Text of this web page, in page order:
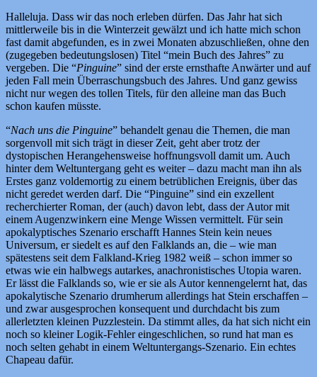
Halleluja. Dass wir das noch erleben dürfen. Das Jahr hat sich
mittlerweile bis in die Winterzeit gewälzt und ich hatte mich schon
fast damit abgefunden, es in zwei Monaten abzuschließen, ohne den
(zugegeben bedeutungslosen) Titel “mein Buch des Jahres” zu
vergeben. Die “Pinguine” sind der erste ernsthafte Anwärter und auf
jeden Fall mein Überraschungsbuch des Jahres. Und ganz gewiss
nicht nur wegen des tollen Titels, für den alleine man das Buch
schon kaufen müsste.
“Nach uns die Pinguine” behandelt genau die Themen, die man
sorgenvoll mit sich trägt in dieser Zeit, geht aber trotz der
dystopischen Herangehensweise hoffnungsvoll damit um. Auch
hinter dem Weltuntergang geht es weiter – dazu macht man ihn als
Erstes ganz voldemortig zu einem betrüblichen Ereignis, über das
nicht geredet werden darf. Die “Pinguine” sind ein exzellent
recherchierter Roman, der (auch) davon lebt, dass der Autor mit
einem Augenzwinkern eine Menge Wissen vermittelt. Für sein
apokalyptisches Szenario erschafft Hannes Stein kein neues
Universum, er siedelt es auf den Falklands an, die – wie man
spätestens seit dem Falkland-Krieg 1982 weiß – schon immer so
etwas wie ein halbwegs autarkes, anachronistisches Utopia waren.
Er lässt die Falklands so, wie er sie als Autor kennengelernt hat, das
apokalytische Szenario drumherum allerdings hat Stein erschaffen –
und zwar ausgesprochen konsequent und durchdacht bis zum
allerletzten kleinen Puzzlestein. Da stimmt alles, da hat sich nicht ein
noch so kleiner Logik-Fehler eingeschlichen, so rund hat man es
noch selten gehabt in einem Weltuntergangs-Szenario. Ein echtes
Chapeau dafür.